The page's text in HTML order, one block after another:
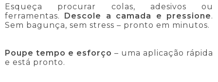
Esqueça procurar colas, adesivos ou
ferramentas. Descole a camada e pressione.
Sem bagunça, sem stress – pronto em minutos.
Poupe tempo e esforço – uma aplicação rápida
e está pronto.